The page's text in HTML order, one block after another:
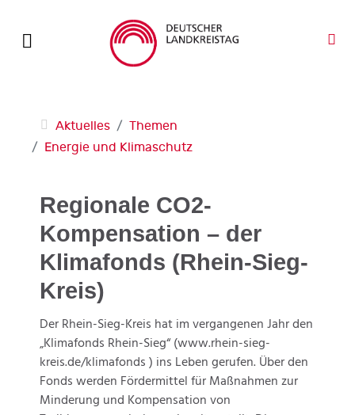
Aktuelles
Themen
Energie und Klimaschutz
Regionale CO2-
Kompensation – der
Klimafonds (Rhein-Sieg-
Kreis)
Der Rhein-Sieg-Kreis hat im vergangenen Jahr den
„Klimafonds Rhein-Sieg“ (www.rhein-sieg-
kreis.de/klimafonds ) ins Leben gerufen. Über den
Fonds werden Fördermittel für Maßnahmen zur
Minderung und Kompensation von